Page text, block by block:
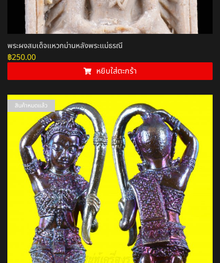
พระผงสมเด็จแหวกม่านหลังพระแม่ธรณี
฿250.00
หยิบใส่ตะกร้า
สินค้าหมดแล้ว